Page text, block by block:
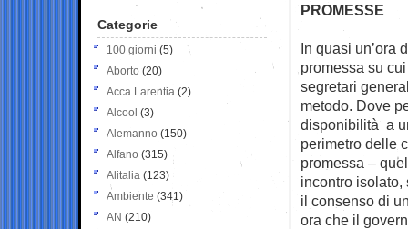
PROMESSE
In quasi un’ora
promessa su
segretari
metodo. Dove
disponibilità a
perimetro delle
promessa –
incontro isolato,
il consenso di
ora che il
Categorie
100 giorni (5)
Aborto (20)
Acca Larentia (2)
Alcool (3)
Alemanno (150)
Alfano (315)
Alitalia (123)
Ambiente (341)
AN (210)